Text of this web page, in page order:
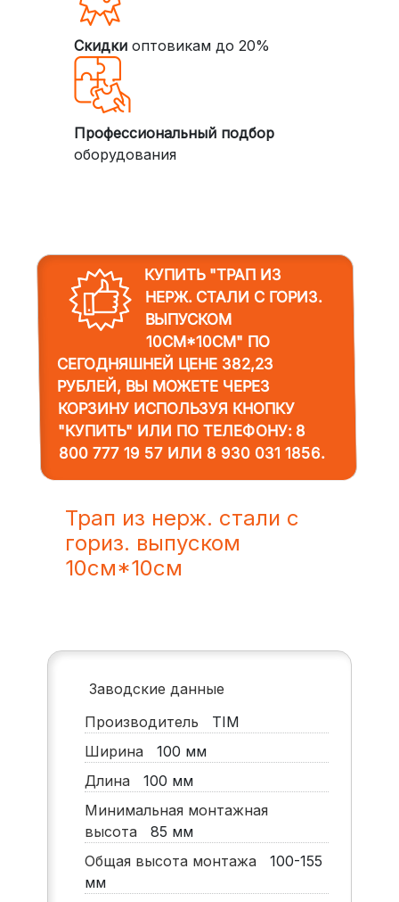
Скидкиоптовикам до 20%
Профессиональный подбор
оборудования
КУПИТЬ "ТРАП ИЗ
НЕРЖ. СТАЛИ С ГОРИЗ.
ВЫПУСКОМ
10СМ*10СМ"ПО
СЕГОДНЯШНЕЙ ЦЕНЕ 382,23
РУБЛЕЙ, ВЫ МОЖЕТЕ ЧЕРЕЗ
КОРЗИНУ ИСПОЛЬЗУЯ КНОПКУ
"КУПИТЬ" ИЛИ ПО ТЕЛЕФОНУ: 8
800 777 19 57ИЛИ 8 930 031 1856.
Трап из нерж. стали с
гориз. выпуском
10см*10см
Заводские данные
Производитель
TIM
Ширина
100 мм
Длина
100 мм
Минимальная монтажная
высота
85 мм
Общая высота монтажа
100-155
мм